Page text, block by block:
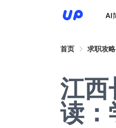
AI
首页 求职攻略
江
读：